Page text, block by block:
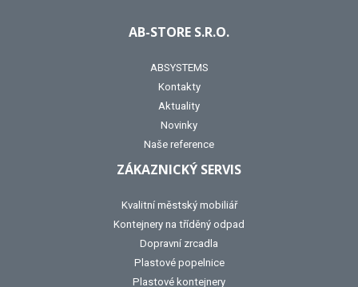
AB-STORE S.R.O.
ABSYSTEMS
Kontakty
Aktuality
Novinky
Naše reference
ZÁKAZNICKÝ SERVIS
Kvalitní městský mobiliář
Kontejnery na tříděný odpad
Dopravní zrcadla
Plastové popelnice
Plastové kontejnery